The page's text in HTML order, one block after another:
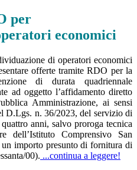
per
economici
di operatori economici
offerte tramite RDO per la
di durata quadriennale
ad oggetto l’affidamento diretto
Amministrazione, ai sensi
D.Lgs. n. 36/2023, del servizio di
anni, salvo proroga tecnica
Comprensivo San
importo presunto di fornitura di
00). ...continua a leggere!